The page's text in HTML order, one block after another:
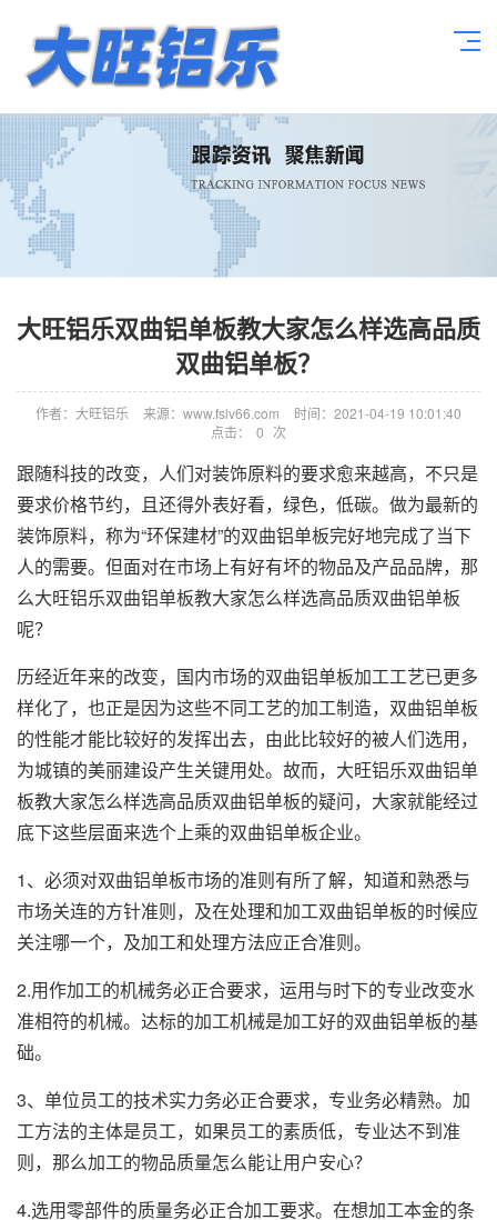
大旺铝乐双曲铝单板教大家怎么样选高品质
双曲铝单板？
作者：大旺铝乐 来源：www.fslv66.com
时间：2021-04-19 10:01:40
点击：
0 次
跟随科技的改变，人们对装饰原料的要求愈来越高，不只是
要求价格节约，且还得外表好看，绿色，低碳。做为最新的
装饰原料，称为“环保建材”的双曲铝单板完好地完成了当下
人的需要。但面对在市场上有好有坏的物品及产品品牌，那
么大旺铝乐双曲铝单板教大家怎么样选高品质双曲铝单板
呢？
历经近年来的改变，国内市场的双曲铝单板加工工艺已更多
样化了，也正是因为这些不同工艺的加工制造， 双曲铝单板
的性能才能比较好的发挥出去，由此比较好的被人们选用，
为城镇的美丽建设产生关键用处。故而，大旺铝乐双曲铝单
板教大家怎么样选高品质双曲铝单板的疑问，大家就能经过
底下这些层面来选个上乘的双曲铝单板企业。
1、必须对双曲铝单板市场的准则有所了解，知道和熟悉与
市场关连的方针准则，及在处理和加工双曲铝单板的时候应
关注哪一个，及加工和处理方法应正合准则。
2.用作加工的机械务必正合要求，运用与时下的专业改变水
准相符的机械。达标的加工机械是加工好的双曲铝单板的基
础。
3、单位员工的技术实力务必正合要求，专业务必精熟。加
工方法的主体是员工，如果员工的素质低，专业达不到准
则，那么加工的物品质量怎么能让用户安心？
4.选用零部件的质量务必正合加工要求。在想加工本金的条